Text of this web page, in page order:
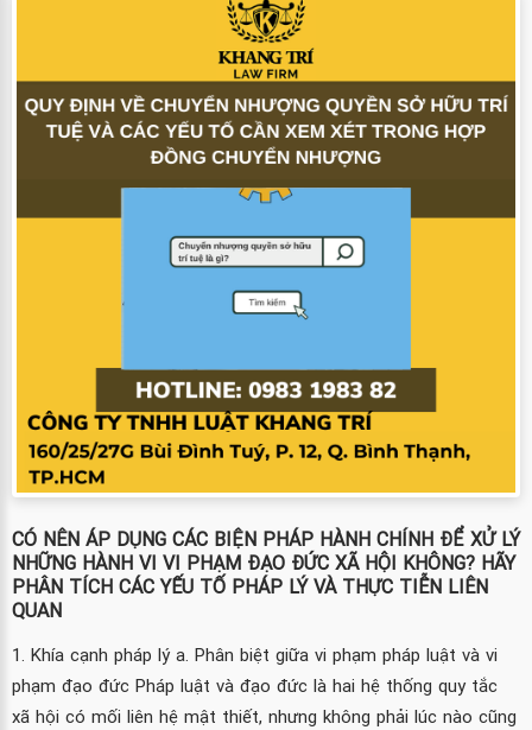
CÓ NÊN ÁP DỤNG CÁC BIỆN PHÁP HÀNH CHÍNH ĐỂ XỬ LÝ
NHỮNG HÀNH VI VI PHẠM ĐẠO ĐỨC XÃ HỘI KHÔNG? HÃY
PHÂN TÍCH CÁC YẾU TỐ PHÁP LÝ VÀ THỰC TIỄN LIÊN
QUAN
1. Khía cạnh pháp lý a. Phân biệt giữa vi phạm pháp luật và vi
phạm đạo đức Pháp luật và đạo đức là hai hệ thống quy tắc
xã hội có mối liên hệ mật thiết, nhưng không phải lúc nào cũng